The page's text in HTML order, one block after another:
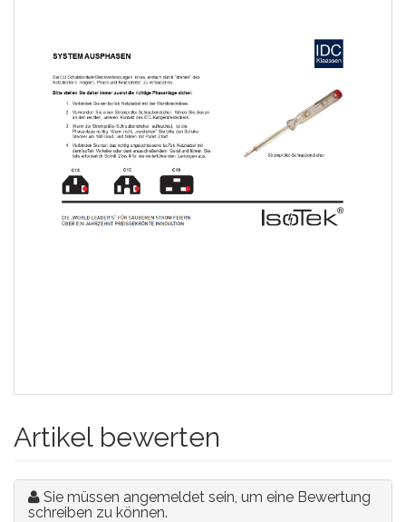
Artikel bewerten
Sie müssen angemeldet sein, um eine Bewertung
schreiben zu können.